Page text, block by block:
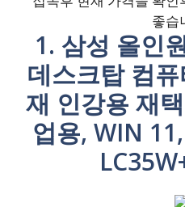
좋습
1. 삼성 올인
데스크탑 컴
재 인강용 재
업용, WIN